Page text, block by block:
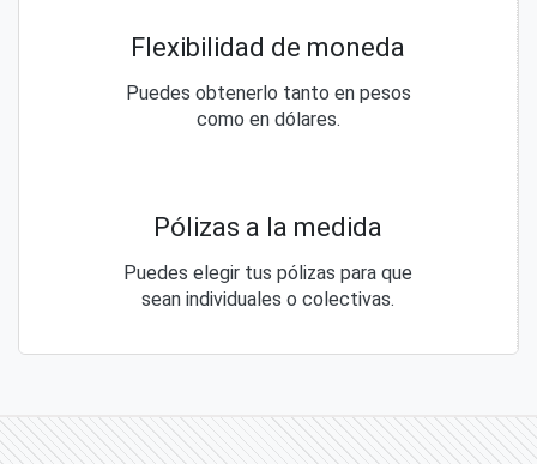
Flexibilidad de moneda
Puedes obtenerlo tanto en pesos
como en dólares.
Pólizas a la medida
Puedes elegir tus pólizas para que
sean individuales o colectivas.